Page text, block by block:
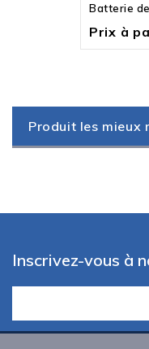
Batterie
Prix à
Produit les mieux
Inscrivez-vous à